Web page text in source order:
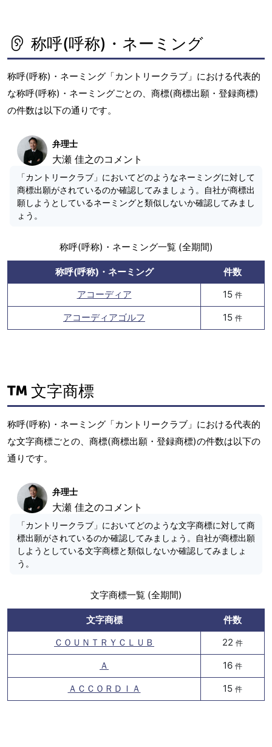
称呼(呼称)・ネーミング
称呼(呼称)・ネーミング「カントリークラブ」における代表的
な称呼(呼称)・ネーミングごとの、商標(商標出願・登録商標)
の件数は以下の通りです。
弁理士
大瀬 佳之のコメント
「カントリークラブ」においてどのようなネーミングに対して
商標出願がされているのか確認してみましょう。自社が商標出
願しようとしているネーミングと類似しないか確認してみまし
ょう。
称呼(呼称)・ネーミング一覧 (全期間)
称呼(呼称)・ネーミング
件数
アコーディア
15 件
アコーディアゴルフ 15 件
文字商標
称呼(呼称)・ネーミング「カントリークラブ」における代表的
な文字商標ごとの、商標(商標出願・登録商標)の件数は以下の
通りです。
弁理士
大瀬 佳之のコメント
「カントリークラブ」においてどのような文字商標に対して商
標出願がされているのか確認してみましょう。自社が商標出願
しようとしている文字商標と類似しないか確認してみましょ
う。
文字商標一覧 (全期間)
文字商標
件数
ＣＯＵＮＴＲＹＣＬＵＢ
22 件
Ａ 16 件
ＡＣＣＯＲＤＩＡ 15 件